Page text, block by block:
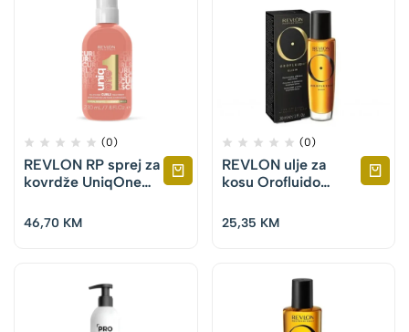
(0)
REVLON RP sprej za
kovrdže UniqOne
46,70 KM
(0)
REVLON ulje za
kosu Orofluido
25,35 KM